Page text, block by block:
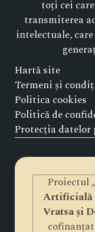
toți cei
transmiterea
intelectuale,
Hartă site
Termeni și
Politica cookies
Politică de
Protecția datelor
Proiectul
Artificială
Vratsa și